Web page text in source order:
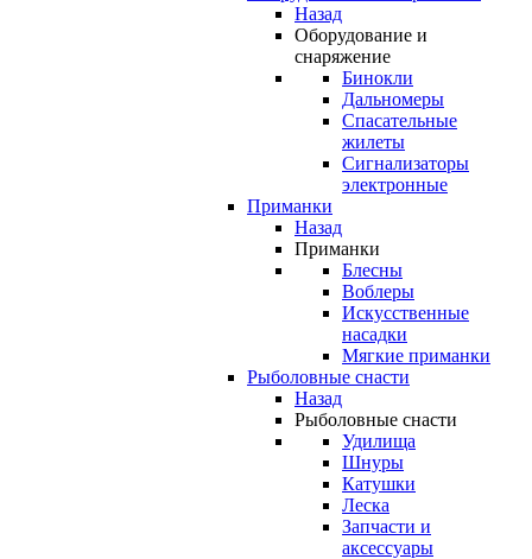
Назад
Оборудование и
снаряжение
Бинокли
Дальномеры
Спасательные
жилеты
Сигнализаторы
электронные
Приманки
Назад
Приманки
Блесны
Воблеры
Искусственные
насадки
Мягкие приманки
Рыболовные снасти
Назад
Рыболовные снасти
Удилища
Шнуры
Катушки
Леска
Запчасти и
аксессуары